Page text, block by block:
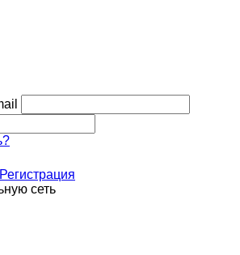
Регистрация
сеть